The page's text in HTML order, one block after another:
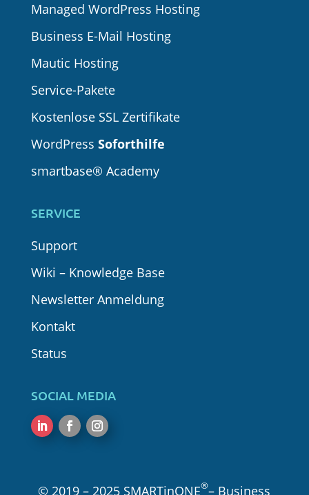
Managed WordPress Hosting
Business E-Mail Hosting
Mautic Hosting
Service-Pakete
Kostenlose SSL Zertifikate
WordPress Soforthilfe
smartbase® Academy
SERVICE
Support
Wiki – Knowledge Base
Newsletter Anmeldung
Kontakt
Status
SOCIAL MEDIA
© 2019 – 2025 SMARTinONE®– Business